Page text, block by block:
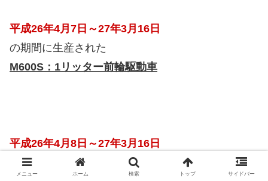
平成26年4月7日～27年3月16日
の期間に生産された
M600S：1リッター前輪駆動車
平成26年4月8日～27年3月16日
の期間に生産された
メニュー ホーム 検索 トップ サイドバー